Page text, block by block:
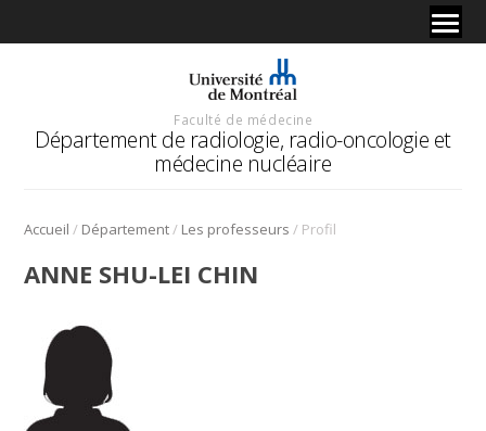
Faculté de médecine
Département de radiologie, radio-oncologie et
médecine nucléaire
Accueil / Département/ Les professeurs / Profil
ANNE SHU-LEI CHIN